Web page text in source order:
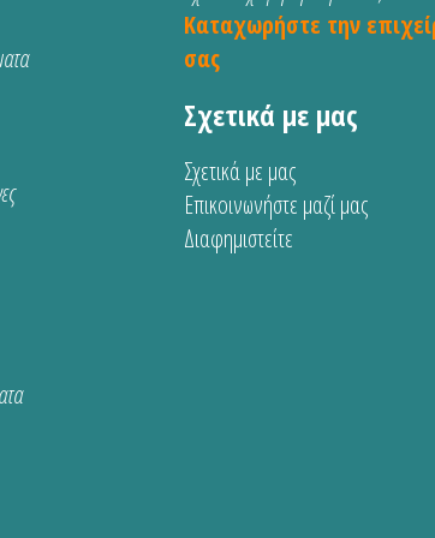
Καταχωρήστε την
σας
Σχετικά με μας
Σχετικά με μας
Επικοινωνήστε μαζί μας
Διαφημιστείτε